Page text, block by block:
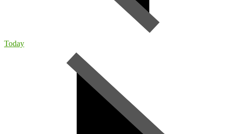
Today